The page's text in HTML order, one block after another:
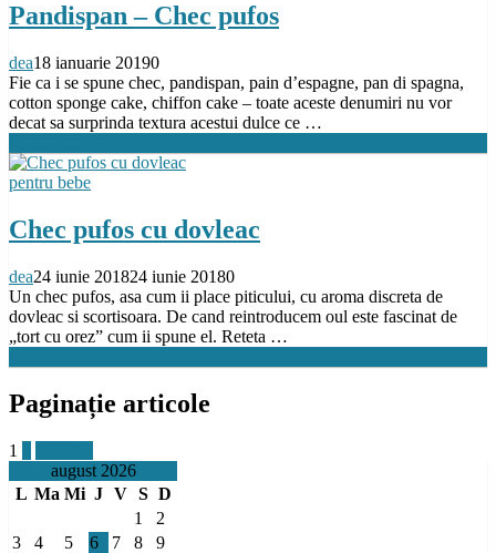
Pandispan – Chec pufos
dea18 ianuarie 20190
Fie ca i se spune chec, pandispan, pain d’espagne, pan di spagna,
cotton sponge cake, chiffon cake – toate aceste denumiri nu vor
decat sa surprinda textura acestui dulce ce …
pentru bebe
Chec pufos cu dovleac
dea24 iunie 201824 iunie 20180
Un chec pufos, asa cum ii place piticului, cu aroma discreta de
dovleac si scortisoara. De cand reintroducem oul este fascinat de
„tort cu orez” cum ii spune el. Reteta …
Paginație articole
1
august 2026
L Ma Mi J V S D
1
2
3
4 5 6 7 8
9